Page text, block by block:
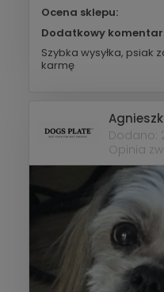
Ocena sklepu:
Dodatkowy
Szybka wysyłka,
karmę
Dodano:
Opinia